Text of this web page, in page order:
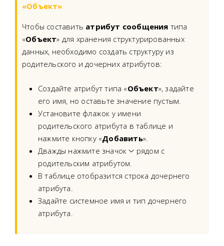
«Объект»
Чтобы составить атрибут сообщения типа
«Объект» для хранения структурированных
данных, необходимо создать структуру из
родительского и дочерних атрибутов:
Создайте атрибут типа «Объект», задайте
его имя, но оставьте значение пустым.
Установите флажок у имени
родительского атрибута в таблице и
нажмите кнопку «Добавить».
Дважды нажмите значок
рядом с
родительским атрибутом.
В таблице отобразится строка дочернего
атрибута.
Задайте системное имя и тип дочернего
атрибута.